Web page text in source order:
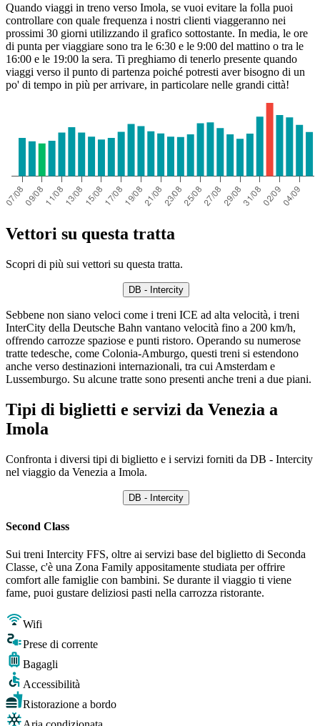
Quando viaggi in treno verso Imola, se vuoi evitare la folla puoi
controllare con quale frequenza i nostri clienti viaggeranno nei
prossimi 30 giorni utilizzando il grafico sottostante. In media, le ore
di punta per viaggiare sono tra le 6:30 e le 9:00 del mattino o tra le
16:00 e le 19:00 la sera. Ti preghiamo di tenerlo presente quando
viaggi verso il punto di partenza poiché potresti aver bisogno di un
po' di tempo in più per arrivare, in particolare nelle grandi città!
Vettori su questa tratta
Scopri di più sui vettori su questa tratta.
DB - Intercity
Sebbene non siano veloci come i treni ICE ad alta velocità, i treni
InterCity della Deutsche Bahn vantano velocità fino a 200 km/h,
offrendo carrozze spaziose e punti ristoro. Operando su numerose
tratte tedesche, come Colonia-Amburgo, questi treni si estendono
anche verso destinazioni internazionali, tra cui Amsterdam e
Lussemburgo. Su alcune tratte sono presenti anche treni a due piani.
Tipi di biglietti e servizi da Venezia a
Imola
Confronta i diversi tipi di biglietto e i servizi forniti da DB - Intercity
nel viaggio da Venezia a Imola.
DB - Intercity
Second Class
Sui treni Intercity FFS, oltre ai servizi base del biglietto di Seconda
Classe, c'è una Zona Family appositamente studiata per offrire
comfort alle famiglie con bambini. Se durante il viaggio ti viene
fame, puoi gustare deliziosi pasti nella carrozza ristorante.
Wifi
Prese di corrente
Bagagli
Accessibilità
Ristorazione a bordo